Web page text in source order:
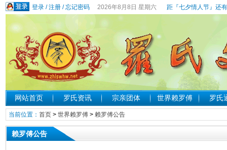
登录/注册/忘记密码 2026年8月8日 星期六 距『七夕情人节』还
网站首页 罗氏资讯 宗亲团体 世界赖罗傅 罗氏
当前位置： 首页> 世界赖罗傅> 赖罗傅公告
赖罗傅公告